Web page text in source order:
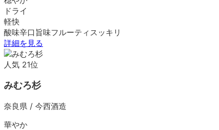
ドライ
軽快
酸味辛口 旨味フルーティ スッキリ
詳細を見る
人気 21位
みむろ杉
奈良県 / 今西酒造
華やか